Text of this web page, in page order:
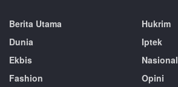
Berita Utama
Dunia
Ekbis
Fashion
Hukrim
Iptek
Nasional
Opini